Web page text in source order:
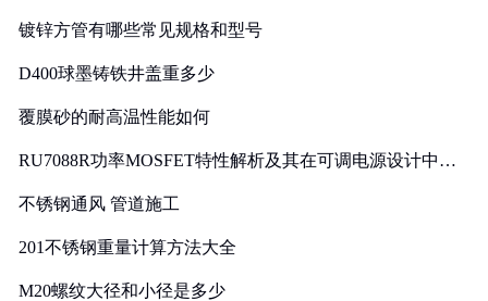
镀锌方管有哪些常见规格和型号
D400球墨铸铁井盖重多少
覆膜砂的耐高温性能如何
RU7088R功率MOSFET特性解析及其在可调电源设计中的
不锈钢通风 管道施工
201不锈钢重量计算方法大全
M20螺纹大径和小径是多少